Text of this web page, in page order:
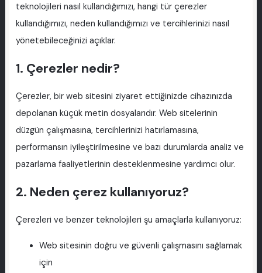
teknolojileri nasıl kullandığımızı, hangi tür çerezler
kullandığımızı, neden kullandığımızı ve tercihlerinizi nasıl
yönetebileceğinizi açıklar.
1. Çerezler nedir?
Çerezler, bir web sitesini ziyaret ettiğinizde cihazınızda
depolanan küçük metin dosyalarıdır. Web sitelerinin
düzgün çalışmasına, tercihlerinizi hatırlamasına,
performansın iyileştirilmesine ve bazı durumlarda analiz ve
pazarlama faaliyetlerinin desteklenmesine yardımcı olur.
2. Neden çerez kullanıyoruz?
Çerezleri ve benzer teknolojileri şu amaçlarla kullanıyoruz:
Web sitesinin doğru ve güvenli çalışmasını sağlamak
için